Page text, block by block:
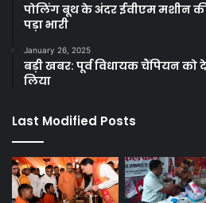
पोलिंग बूथ के अंदर ईवीएम मशीन
पड़ा भारी
January 26, 2025
बड़ी खबर: पूर्व विधायक चैंपियन को
लिया
Last Modified Posts